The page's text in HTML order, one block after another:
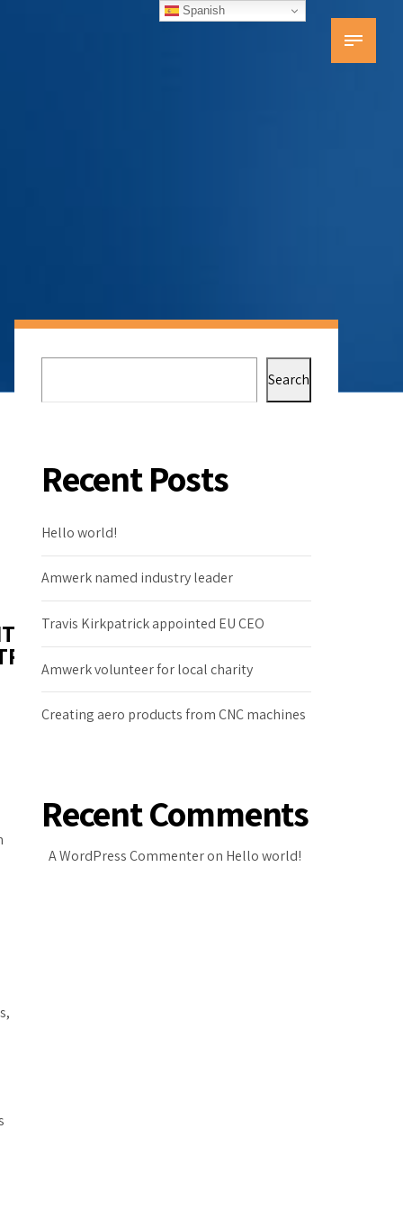
Search
Recent Posts
Hello world!
Amwerk named industry leader
Travis Kirkpatrick appointed EU CEO
Amwerk volunteer for local charity
Creating aero products from CNC machines
Recent Comments
A WordPress Commenteron Hello world!
Spanish